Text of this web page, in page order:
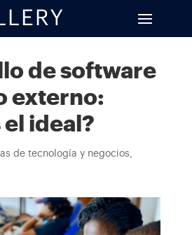
de software
externo:
el ideal?
de tecnología y negocios,